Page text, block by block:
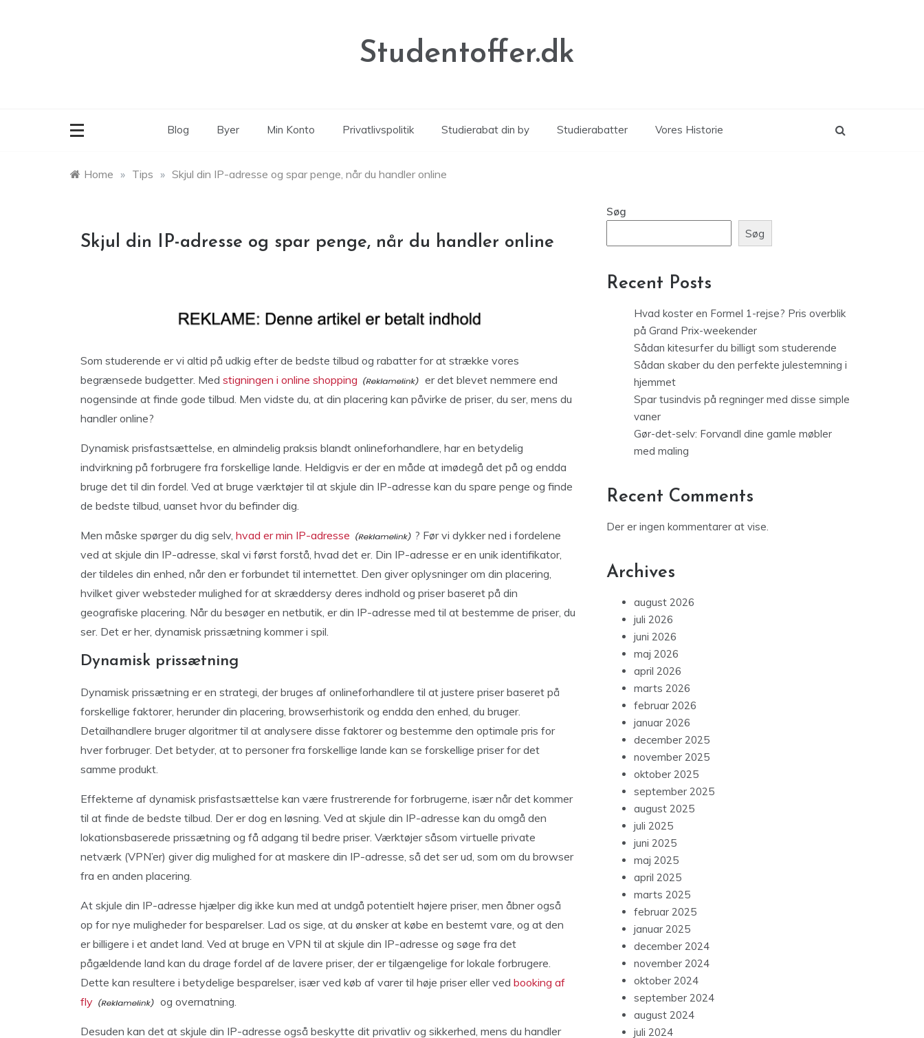
Studentoffer.dk
Blog Byer Min Konto Privatlivspolitik Studierabat din by Studierabatter Vores Historie
Home » Tips » Skjul din IP-adresse og spar penge, når du handler online
Skjul din IP-adresse og spar penge, når du handler online
Som studerende er vi altid på udkig efter de bedste tilbud og rabatter for at strække vores
begrænsede budgetter. Med stigningen i online shopping
er det blevet nemmere end
nogensinde at finde gode tilbud. Men vidste du, at din placering kan påvirke de priser, du ser, mens du
handler online?
Dynamisk prisfastsættelse, en almindelig praksis blandt onlineforhandlere, har en betydelig
indvirkning på forbrugere fra forskellige lande. Heldigvis er der en måde at imødegå det på og endda
bruge det til din fordel. Ved at bruge værktøjer til at skjule din IP-adresse kan du spare penge og finde
de bedste tilbud, uanset hvor du befinder dig.
Men måske spørger du dig selv, hvad er min IP-adresse
? Før vi dykker ned i fordelene
ved at skjule din IP-adresse, skal vi først forstå, hvad det er. Din IP-adresse er en unik identifikator,
der tildeles din enhed, når den er forbundet til internettet. Den giver oplysninger om din placering,
hvilket giver websteder mulighed for at skræddersy deres indhold og priser baseret på din
geografiske placering. Når du besøger en netbutik, er din IP-adresse med til at bestemme de priser, du
ser. Det er her, dynamisk prissætning kommer i spil.
Dynamisk prissætning
Dynamisk prissætning er en strategi, der bruges af onlineforhandlere til at justere priser baseret på
forskellige faktorer, herunder din placering, browserhistorik og endda den enhed, du bruger.
Detailhandlere bruger algoritmer til at analysere disse faktorer og bestemme den optimale pris for
hver forbruger. Det betyder, at to personer fra forskellige lande kan se forskellige priser for det
samme produkt.
Effekterne af dynamisk prisfastsættelse kan være frustrerende for forbrugerne, især når det kommer
til at finde de bedste tilbud. Der er dog en løsning. Ved at skjule din IP-adresse kan du omgå den
lokationsbaserede prissætning og få adgang til bedre priser. Værktøjer såsom virtuelle private
netværk (VPN’er) giver dig mulighed for at maskere din IP-adresse, så det ser ud, som om du browser
fra en anden placering.
At skjule din IP-adresse hjælper dig ikke kun med at undgå potentielt højere priser, men åbner også
op for nye muligheder for besparelser. Lad os sige, at du ønsker at købe en bestemt vare, og at den
er billigere i et andet land. Ved at bruge en VPN til at skjule din IP-adresse og søge fra det
pågældende land kan du drage fordel af de lavere priser, der er tilgængelige for lokale forbrugere.
Dette kan resultere i betydelige besparelser, især ved køb af varer til høje priser eller ved booking af
fly
og overnatning.
Desuden kan det at skjule din IP-adresse også beskytte dit privatliv og sikkerhed, mens du handler
Søg
Søg
Recent Posts
Hvad koster en Formel 1-rejse? Pris overblik
på Grand Prix-weekender
Sådan kitesurfer du billigt som studerende
Sådan skaber du den perfekte julestemning i
hjemmet
Spar tusindvis på regninger med disse simple
vaner
Gør-det-selv: Forvandl dine gamle møbler
med maling
Recent Comments
Der er ingen kommentarer at vise.
Archives
august 2026
juli 2026
juni 2026
maj 2026
april 2026
marts 2026
februar 2026
januar 2026
december 2025
november 2025
oktober 2025
september 2025
august 2025
juli 2025
juni 2025
maj 2025
april 2025
marts 2025
februar 2025
januar 2025
december 2024
november 2024
oktober 2024
september 2024
august 2024
juli 2024